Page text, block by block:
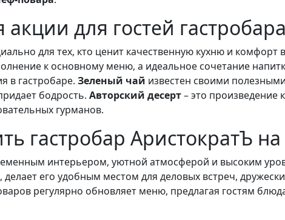
для гостей
для тех, кто ценит качественную кухню и комфорт
к основному меню, а идеальное сочетание
в гастробаре. Зеленый чай известен своими
бодрость. Авторский десерт– это произведение
гурманов.
гастробар АристократЪ
интерьером, уютной атмосферой и высоким
делает его удобным местом для деловых встреч,
регулярно обновляет меню, предлагая гостям